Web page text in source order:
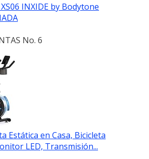
INXIDE by Bodytone
No. 6
Estática en Casa, Bicicleta
LED, Transmisión...